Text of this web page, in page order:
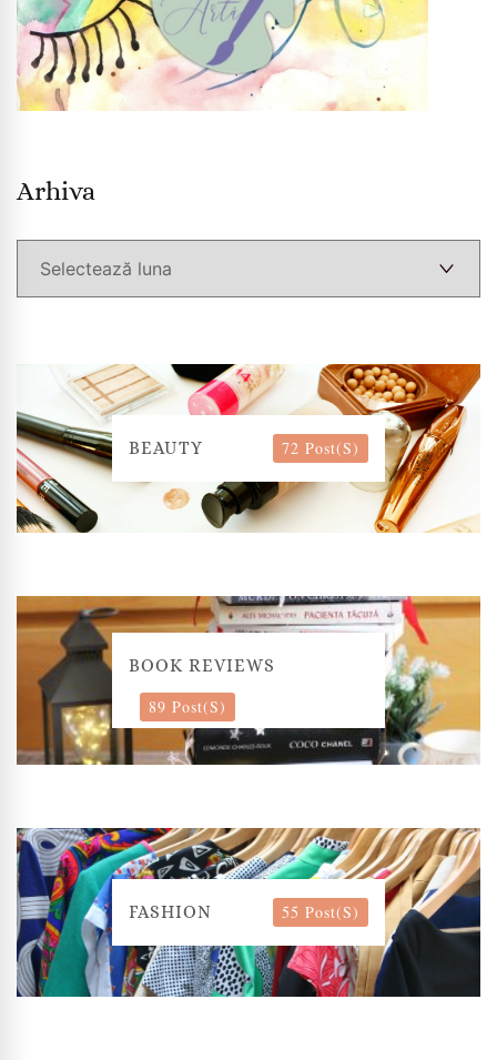
Arhiva
BEAUTY 72 Post(s)
BOOK REVIEWS
89 Post(s)
FASHION 55 Post(s)